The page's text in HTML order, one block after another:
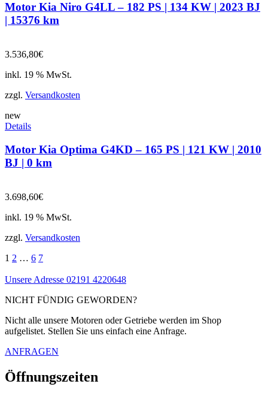
Motor Kia Niro G4LL – 182 PS | 134 KW | 2023 BJ
| 15376 km
3.536,80€
inkl. 19 % MwSt.
zzgl. Versandkosten
new
Details
Motor Kia Optima G4KD – 165 PS | 121 KW | 2010
BJ | 0 km
3.698,60€
inkl. 19 % MwSt.
zzgl. Versandkosten
1 2 … 6 7
Unsere Adresse 02191 4220648
NICHT FÜNDIG GEWORDEN?
Nicht alle unsere Motoren oder Getriebe werden im Shop
aufgelistet. Stellen Sie uns einfach eine Anfrage.
ANFRAGEN
Öffnungszeiten